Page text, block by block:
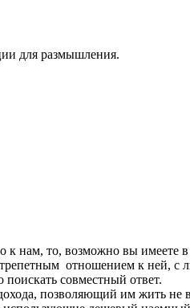
для размышления.
к нам, то, возможно вы
отношением к ней,
совместный ответ.
позволяющий им жить